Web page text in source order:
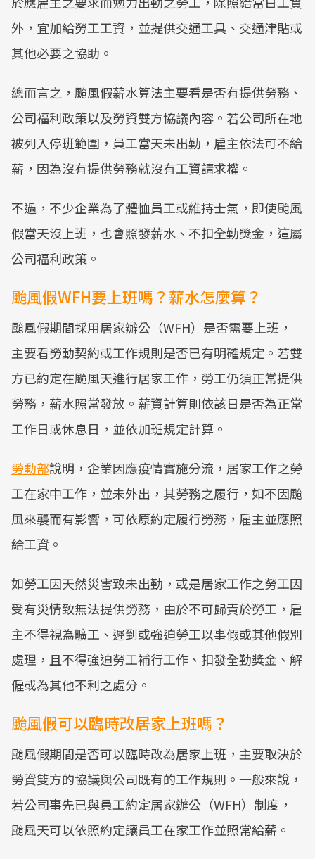
外，宜加給勞工工資，並提供交通工具、交通津貼或
其他必要之協助。
總而言之，颱風假薪水算法主要看是否有提供勞務、
公司福利政策以及勞資雙方協議內容。若公司所在地
被列入停班範圍，員工當天未出勤，雇主依法可不給
薪，因為沒有提供勞務就沒有工資請求權。
不過，不少企業為了體恤員工或維持士氣，即使颱風
假當天沒上班，也會照發薪水、不扣全勤獎金，這屬
公司福利政策。
颱風假WFH要上班嗎？薪水怎麼算？
颱風假期間採用居家辦公（WFH）是否需要上班，
主要看勞動契約或工作規則是否已有明確規定。若雙
方已約定在颱風天進行居家工作，勞工仍須正常提供
勞務，薪水照常發放。薪資計算則依該日是否為正常
工作日或休息日，並依加班規定計算。
勞動部說明，企業因應疫情實施分流，居家工作之勞
工在家中工作，並未外出，其勞務之履行，如不因颱
風來襲而有影響，可依原約定履行勞務，雇主並應照
給工資。
如勞工因天然災害致未出勤，或是居家工作之勞工因
受有災情致無法提供勞務，由於不可歸責於勞工，雇
主不得視為曠工、遲到或強迫勞工以事假或其他假別
處理，且不得強迫勞工補行工作、扣發全勤獎金、解
僱或為其他不利之處分。
颱風假可以臨時改居家上班嗎？
颱風假期間是否可以臨時改為居家上班，主要取決於
勞資雙方的協議與公司既有的工作規則。一般來說，
若公司事先已與員工約定居家辦公（WFH）制度，
颱風天可以依照約定讓員工在家工作並照常給薪。